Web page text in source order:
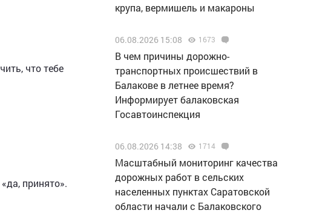
что тебе
принято».
крупа, вермишель и макароны
06.08.2026 15:08 1673
В чем причины дорожно-
транспортных происшествий в
Балакове в летнее время?
Информирует балаковская
Госавтоинспекция
06.08.2026 14:38 1714
Масштабный мониторинг качества
дорожных работ в сельских
населенных пунктах Саратовской
области начали с Балаковского